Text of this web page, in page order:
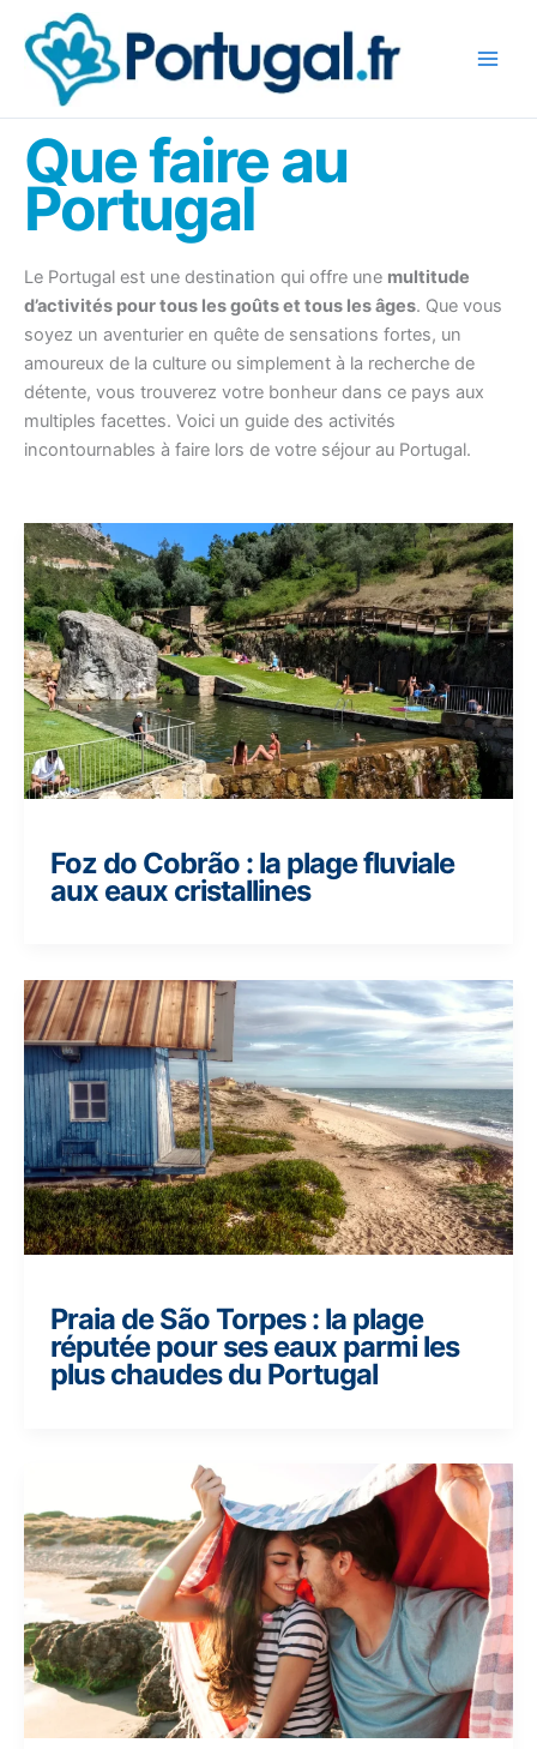
contenu
Que faire au
Portugal
Le Portugal est une destination qui offre une multitude
d’activités pour tous les goûts et tous les âges. Que vous
soyez un aventurier en quête de sensations fortes, un
amoureux de la culture ou simplement à la recherche de
détente, vous trouverez votre bonheur dans ce pays aux
multiples facettes. Voici un guide des activités
incontournables à faire lors de votre séjour au Portugal.
Foz do Cobrão : la plage fluviale
aux eaux cristallines
Praia de São Torpes : la plage
réputée pour ses eaux parmi les
plus chaudes du Portugal